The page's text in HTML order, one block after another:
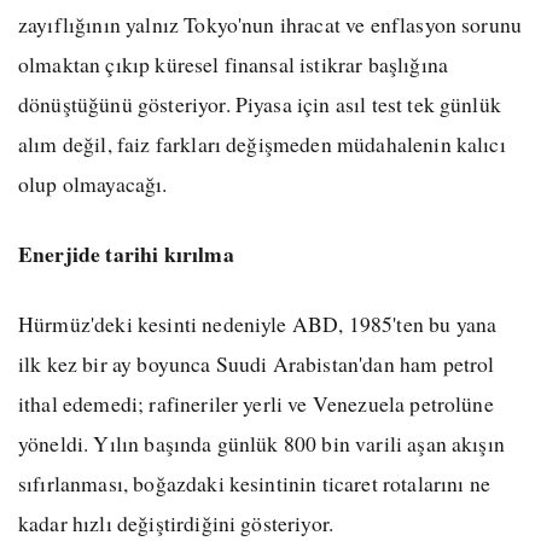
zayıflığının yalnız Tokyo'nun ihracat ve enflasyon sorunu
olmaktan çıkıp küresel finansal istikrar başlığına
dönüştüğünü gösteriyor. Piyasa için asıl test tek günlük
alım değil, faiz farkları değişmeden müdahalenin kalıcı
olup olmayacağı.
Enerjide tarihi kırılma
Hürmüz'deki kesinti nedeniyle ABD, 1985'ten bu yana
ilk kez bir ay boyunca Suudi Arabistan'dan ham petrol
ithal edemedi; rafineriler yerli ve Venezuela petrolüne
yöneldi. Yılın başında günlük 800 bin varili aşan akışın
sıfırlanması, boğazdaki kesintinin ticaret rotalarını ne
kadar hızlı değiştirdiğini gösteriyor.